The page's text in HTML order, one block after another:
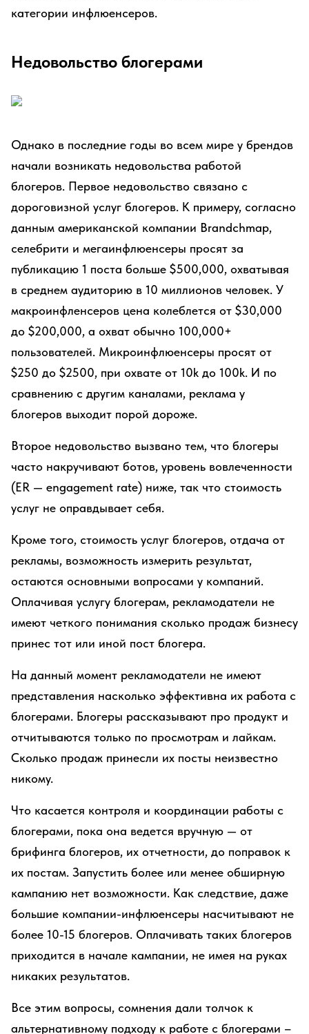
категории инфлюенсеров.
Недовольство блогерами
Однако в последние годы во всем мире у брендов
начали возникать недовольства работой
блогеров. Первое недовольство связано с
дороговизной услуг блогеров. К примеру, согласно
данным американской компании Brandchmap,
селебрити и мегаинфлюенсеры просят за
публикацию 1 поста больше $500,000, охватывая
в среднем аудиторию в 10 миллионов человек. У
макроинфленсеров цена колеблется от $30,000
до $200,000, а охват обычно 100,000+
пользователей. Микроинфлюенсеры просят от
$250 до $2500, при охвате от 10k до 100k. И по
сравнению с другим каналами, реклама у
блогеров выходит порой дороже.
Второе недовольство вызвано тем, что блогеры
часто накручивают ботов, уровень вовлеченности
(ER — engagement rate) ниже, так что стоимость
услуг не оправдывает себя.
Кроме того, стоимость услуг блогеров, отдача от
рекламы, возможность измерить результат,
остаются основными вопросами у компаний.
Оплачивая услугу блогерам, рекламодатели не
имеют четкого понимания сколько продаж бизнесу
принес тот или иной пост блогера.
На данный момент рекламодатели не имеют
представления насколько эффективна их работа с
блогерами. Блогеры рассказывают про продукт и
отчитываются только по просмотрам и лайкам.
Сколько продаж принесли их посты неизвестно
никому.
Что касается контроля и координации работы с
блогерами, пока она ведется вручную — от
брифинга блогеров, их отчетности, до поправок к
их постам. Запустить более или менее обширную
кампанию нет возможности. Как следствие, даже
большие компании-инфлюенсеры насчитывают не
более 10-15 блогеров. Оплачивать таких блогеров
приходится в начале кампании, не имея на руках
никаких результатов.
Все этим вопросы, сомнения дали толчок к
альтернативному подходу к работе с блогерами –